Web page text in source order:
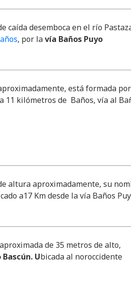
caída desemboca en el río
, por lavía Baños Puyo
está formada
11 kilómetros de Baños, vía al
altura aproximadamente, su
a17 Km desde la vía Baños
de 35 metros de alto,
Bascún. Ubicada al noroccidente